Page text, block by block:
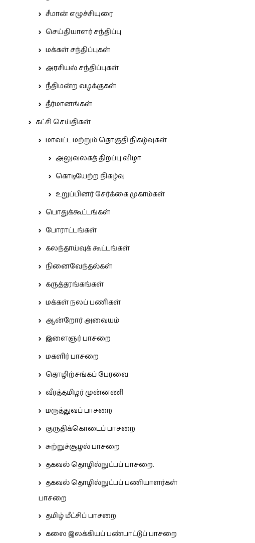
சீமான் எழுச்சியுரை
செய்தியாளர் சந்திப்பு
மக்கள் சந்திப்புகள்
அரசியல் சந்திப்புகள்
நீதிமன்ற வழக்குகள்
தீர்மானங்கள்
கட்சி செய்திகள்
மாவட்ட மற்றும் தொகுதி நிகழ்வுகள்
அலுவலகத் திறப்பு விழா
கொடியேற்ற நிகழ்வு
உறுப்பினர் சேர்க்கை முகாம்கள்
பொதுக்கூட்டங்கள்
போராட்டங்கள்
கலந்தாய்வுக் கூட்டங்கள்
நினைவேந்தல்கள்
கருத்தரங்கங்கள்
மக்கள் நலப் பணிகள்
ஆன்றோர் அவையம்
இளைஞர் பாசறை
மகளிர் பாசறை
தொழிற்சங்கப் பேரவை
வீரத்தமிழர் முன்னணி
மருத்துவப் பாசறை
குருதிக்கொடைப் பாசறை
சுற்றுச்சூழல் பாசறை
தகவல் தொழில்நுட்பப் பாசறை.
தகவல் தொழில்நுட்பப் பணியாளர்கள்
பாசறை
தமிழ் மீட்சிப் பாசறை
கலை இலக்கியப் பண்பாட்டுப் பாசறை